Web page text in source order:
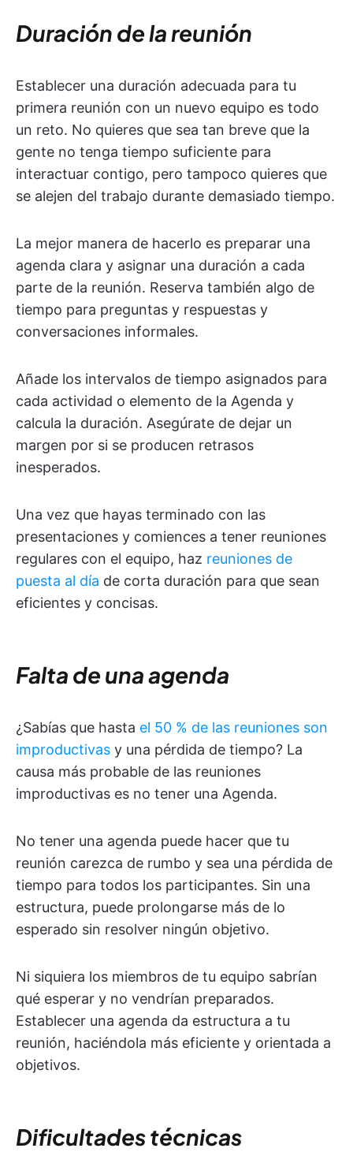
Duración de la reunión
Establecer una duración adecuada para tu
primera reunión con un nuevo equipo es todo
un reto. No quieres que sea tan breve que la
gente no tenga tiempo suficiente para
interactuar contigo, pero tampoco quieres que
se alejen del trabajo durante demasiado tiempo.
La mejor manera de hacerlo es preparar una
agenda clara y asignar una duración a cada
parte de la reunión. Reserva también algo de
tiempo para preguntas y respuestas y
conversaciones informales.
Añade los intervalos de tiempo asignados para
cada actividad o elemento de la Agenda y
calcula la duración. Asegúrate de dejar un
margen por si se producen retrasos
inesperados.
Una vez que hayas terminado con las
presentaciones y comiences a tener reuniones
regulares con el equipo, haz reuniones de
puesta al día de corta duración para que sean
eficientes y concisas.
Falta de una agenda
¿Sabías que hasta el 50 % de las reuniones son
improductivas y una pérdida de tiempo? La
causa más probable de las reuniones
improductivas es no tener una Agenda.
No tener una agenda puede hacer que tu
reunión carezca de rumbo y sea una pérdida de
tiempo para todos los participantes. Sin una
estructura, puede prolongarse más de lo
esperado sin resolver ningún objetivo.
Ni siquiera los miembros de tu equipo sabrían
qué esperar y no vendrían preparados.
Establecer una agenda da estructura a tu
reunión, haciéndola más eficiente y orientada a
objetivos.
Dificultades técnicas